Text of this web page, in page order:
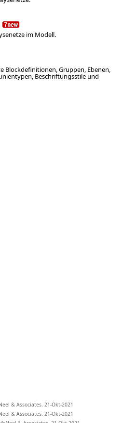
im Modell.
Blockdefinitionen, Gruppen, Ebenen,
Beschriftungsstile und
& Associates. 21-Okt-2021
& Associates. 21-Okt-2021